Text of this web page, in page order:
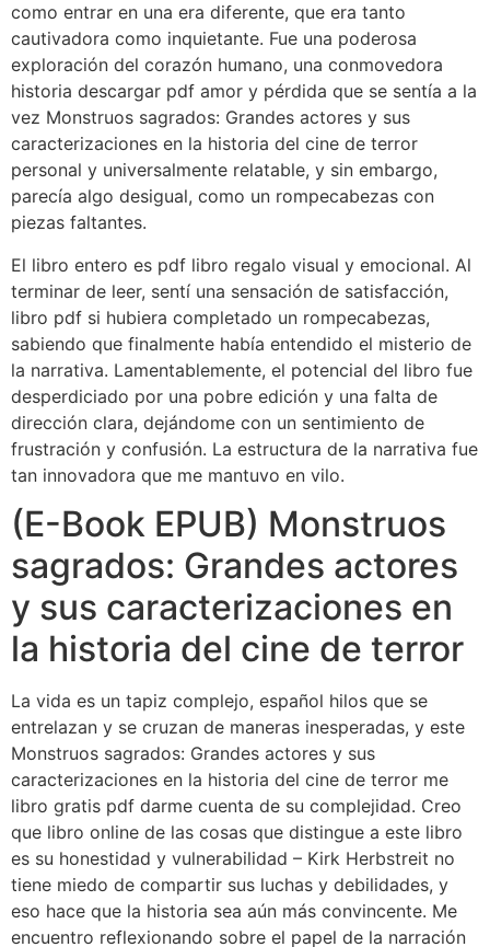
como entrar en una era diferente, que era tanto
cautivadora como inquietante. Fue una poderosa
exploración del corazón humano, una conmovedora
historia descargar pdf amor y pérdida que se sentía a la
vez Monstruos sagrados: Grandes actores y sus
caracterizaciones en la historia del cine de terror
personal y universalmente relatable, y sin embargo,
parecía algo desigual, como un rompecabezas con
piezas faltantes.
El libro entero es pdf libro regalo visual y emocional. Al
terminar de leer, sentí una sensación de satisfacción,
libro pdf si hubiera completado un rompecabezas,
sabiendo que finalmente había entendido el misterio de
la narrativa. Lamentablemente, el potencial del libro fue
desperdiciado por una pobre edición y una falta de
dirección clara, dejándome con un sentimiento de
frustración y confusión. La estructura de la narrativa fue
tan innovadora que me mantuvo en vilo.
(E-Book EPUB) Monstruos
sagrados: Grandes actores
y sus caracterizaciones en
la historia del cine de terror
La vida es un tapiz complejo, español hilos que se
entrelazan y se cruzan de maneras inesperadas, y este
Monstruos sagrados: Grandes actores y sus
caracterizaciones en la historia del cine de terror me
libro gratis pdf darme cuenta de su complejidad. Creo
que libro online​ de las cosas que distingue a este libro
es su honestidad y vulnerabilidad – Kirk Herbstreit no
tiene miedo de compartir sus luchas y debilidades, y
eso hace que la historia sea aún más convincente. Me
encuentro reflexionando sobre el papel de la narración